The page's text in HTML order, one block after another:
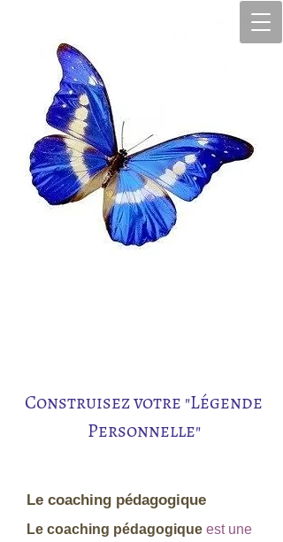
Construisez votre "Légende
Personnelle"
Le coaching pédagogique
Le coaching pédagogique est une